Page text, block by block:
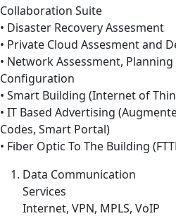
Collaboration Suite
• Disaster Recovery Assesment
• Private Cloud Assesment and
• Network Assessment, Planning
Configuration
• Smart Building (Internet of
• IT Based Advertising
Codes, Smart Portal)
• Fiber Optic To The Building
Data Communication
Services
Internet, VPN, MPLS, VoIP